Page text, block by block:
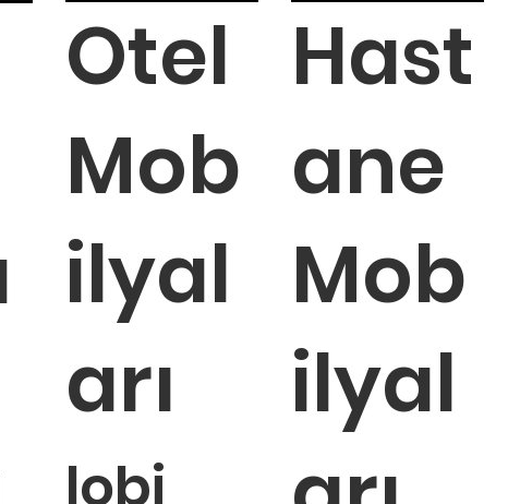
Tükendi
Tükendi
Tükendi
Tükendi
Otel
Mob
ilyal
arı
lobi
Hast
ane
Mob
ilyal